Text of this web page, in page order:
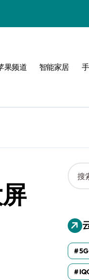
果频道 智能家居
搜
索
：
5G